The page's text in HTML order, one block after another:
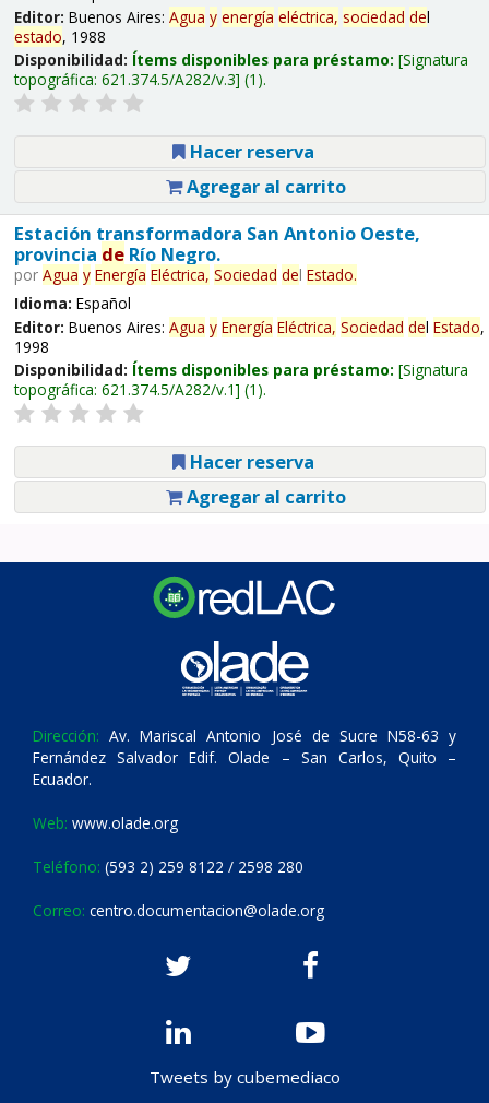
Editor: Buenos Aires: Agua y energía eléctrica, sociedad del
estado, 1988
Disponibilidad: Ítems disponibles para préstamo: Signatura
topográfica: 621.374.5/A282/v.3 (1).
Hacer reserva
Agregar al carrito
Estación transformadora San Antonio Oeste,
provincia deRío Negro.
por Agua y Energía Eléctrica, Sociedad del Estado.
Idioma: Español
Editor: Buenos Aires: Agua y Energía Eléctrica, Sociedad del Estado,
1998
Disponibilidad: Ítems disponibles para préstamo: Signatura
topográfica: 621.374.5/A282/v.1 (1).
Hacer reserva
Agregar al carrito
Dirección: Av. Mariscal Antonio José de Sucre N58-63 y
Fernández Salvador Edif. Olade – San Carlos, Quito –
Ecuador.
Web: www.olade.org
Teléfono: (593 2) 259 8122 / 2598 280
Correo: centro.documentacion@olade.org
Tweets by cubemediaco